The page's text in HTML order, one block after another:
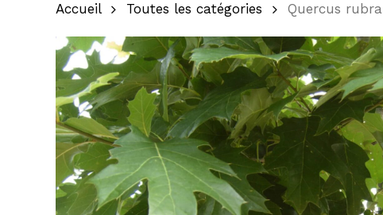
Accueil Toutes les catégories Quercus rubra